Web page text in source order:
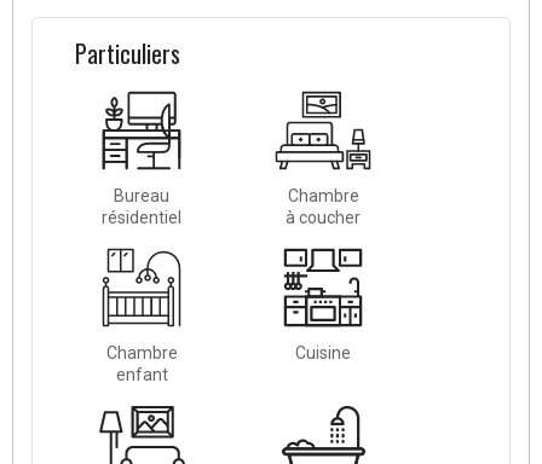
Particuliers
Bureau
résidentiel
Chambre
à coucher
Chambre
enfant
Cuisine